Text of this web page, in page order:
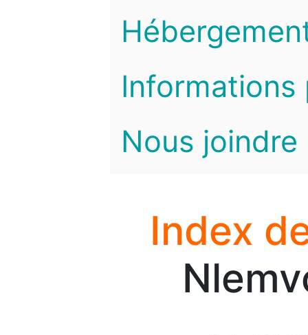
Informations
Nous joindre
Index